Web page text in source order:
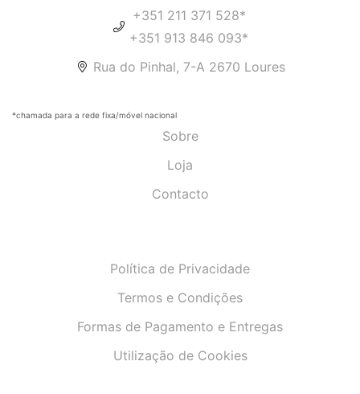
Sobre
Loja
Contacto
Política de Privacidade
Termos e Condições
Formas de Pagamento e Entregas
Utilização de Cookies
+351 211 371 528*
+351 913 846 093*
Rua do Pinhal, 7-A 2670 Loures
*chamada para a rede fixa/móvel nacional